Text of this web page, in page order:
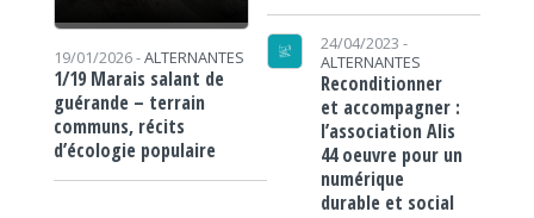
19/01/2026 -ALTERNANTES
1/19 Marais salant de
guérande – terrain
communs, récits
d’écologie populaire
24/04/2023 -
ALTERNANTES
Reconditionner
et accompagner :
l’association Alis
44 oeuvre pour un
numérique
durable et social